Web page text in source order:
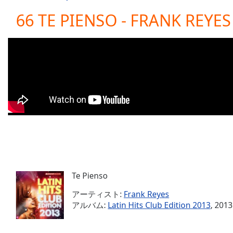
Mute
Current
Time0:00
TypeLIVE
Seek to
Playback
Rate
66 TE PIENSO - FRANK REYES
Te Pienso
アーティスト: Frank Reyes
アルバム: Latin Hits Club Edition 2013, 2013